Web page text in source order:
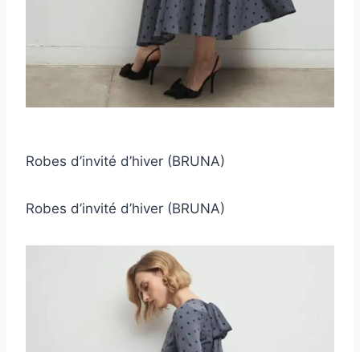
Robes d’invité d’hiver (BRUNA)
Robes d’invité d’hiver (BRUNA)